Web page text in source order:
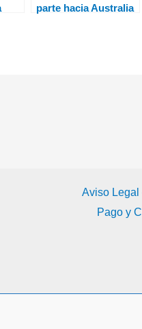
parte hacia Australia
Aviso Legal
Pago y